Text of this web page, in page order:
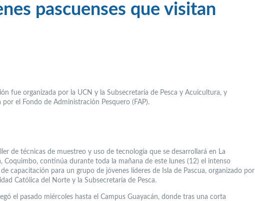
pascuenses que visitan
fue organizada por la UCN y la Subsecretaría de Pesca y Acuicultura, y
por el Fondo de Administración Pesquero (FAP).
de técnicas de muestreo y uso de tecnología que se desarrollará en La
Coquimbo, continúa durante toda la mañana de este lunes (12) el intenso
capacitación para un grupo de jóvenes líderes de Isla de Pascua, organizado por
Católica del Norte y la Subsecretaría de Pesca.
el pasado miércoles hasta el Campus Guayacán, donde tras una corta